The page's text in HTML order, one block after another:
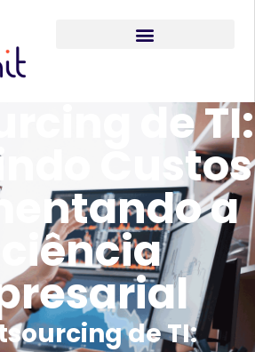
de TI:
Custos
a
de TI: